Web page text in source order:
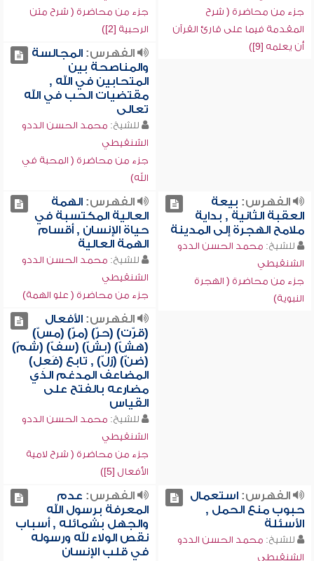
جزء من محاضرة ( شرح
المقدمة فيما على قارئ القرآن
أن يعلمه [9])
جزء من محاضرة ( شرح متن
الرحبية [2])
الفهرس:المجالسة
والمناصحة بين
المتحابين في الله ,
مقتضيات الحب في الله
تعالى
للشيخ: محمد الحسن الددو
الشنقيطي
جزء من محاضرة ( المحبة في
الله)
الفهرس: بيعة
العقبة الثانية , بداية
ملامح الهجرة إلى المدينة
للشيخ: محمد الحسن الددو
الشنقيطي
جزء من محاضرة ( الهجرة
النبوية)
الفهرس:الهمة
العالية المكتسبة في
حياة الإنسان , أقسام
الهمة العالية
للشيخ: محمد الحسن الددو
الشنقيطي
جزء من محاضرة ( علو الهمة)
الفهرس:الأفعال
(قرّت) (حرّ) (مرّ) (مسّ)
(هشّ) (بشّ) (سفّ) (شمّ)
(ضنّ) (زلّ) , تابع (فَعِل)
المضاعف المدغم الذي
مضارعه بالفتح على
القياس
للشيخ: محمد الحسن الددو
الشنقيطي
جزء من محاضرة ( شرح لامية
الأفعال [5])
الفهرس:استعمال
حبوب منع الحمل ,
الأسئلة
للشيخ: محمد الحسن الددو
الشنقيطي
الفهرس: عدم
المعرفة برسول الله
والجهل بشمائله , أسباب
نقص الولاء لله ورسوله
في قلب الإنسان